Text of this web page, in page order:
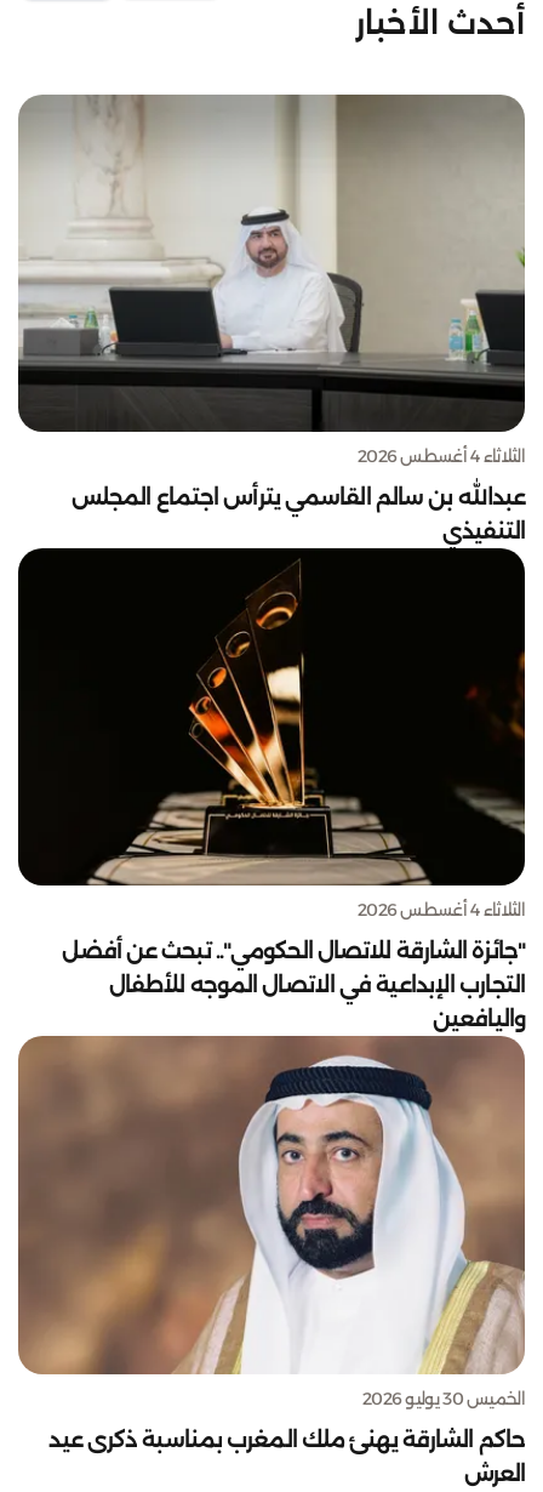
أحدث الأخبار
الثلاثاء 4 أغسطس 2026
عبدالله بن سالم القاسمي يترأس اجتماع المجلس
التنفيذي
الثلاثاء 4 أغسطس 2026
"جائزة الشارقة للاتصال الحكومي".. تبحث عن أفضل
التجارب الإبداعية في الاتصال الموجه للأطفال
واليافعين
الخميس 30 يوليو 2026
حاكم الشارقة يهنئ ملك المغرب بمناسبة ذكرى عيد
العرش